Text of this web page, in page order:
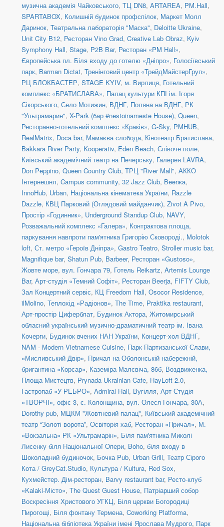
музична академія Чайковського, ТЦ DN8, ARTAREA, PM.Hall,
SPARTABOX, Колишній будинок профспілок, Маркет Молл
Даринок, Театральна лабораторія "Маска", Deloitte Ukraine,
Unit City B12, Ресторан Vino Grad, Creative Lab Obraz, Kyiv
Symphony Hall, Stage, P2B Bar, Ресторан «PM Hall»,
Європейська пл. Біля входу до готелю «Дніпро», Голосіївський
парк, Barman Dictat, Тренінговий центр «ТрейдМайстерГруп»,
РЦ БЛОКБАСТЕР, STAGE KYIV, м. Вирлиця, Готельний
комплекс «БРАТИСЛАВА», Палац культури КПІ ім. Ігоря
Сікорського, Село Мотижин, ВДНГ, Поляна на ВДНГ, РК
"Ультрамарин", X-Park (бар #nestoinameste House), Queen,
Ресторанно-готельний комплекс «Краків», G-Sky, PMHUB,
RealMatrix, Doca bar, Мамаєва слобода, Кінотеатр Братислава,
Bakkara River Party, Kooperativ, Eden Beach, Співоче поле,
Київський академічний театр на Печерську, Галерея LAVRA,
Don Peppino, Queen Country Club, ТРЦ "River Mall", АККО
Інтернешнл, Campus community, 32 Jazz Club, Beerжа,
InnoHub, Urban, Національна кінематека України, Razzle
Dazzle, КВЦ Парковий (Оглядовий майданчик), Zivot A Pivo,
Простір «Годинник», Underground Standup Club, NAVY,
Розважальний комплекс «Галера», Контрактова площа,
паркування навпроти пам'ятника Григорію Сковороді., Molotok
loft, Ст. метро «Героїв Дніпра», Gastro Teatro, Stroller music bar,
Magnifique bar, Shatun Pub, Barbeer, Ресторан «Gustoso»,
Жовте море, вул. Гончара 79, Готель Reikartz, Artemis Lounge
Bar, Арт-студія «Темний Софіт», Ресторан Beerja, FIFTY Club,
Зал Концертний сервіс, КЦ Freedom Hall, Osocor Residence,
ilMolino, Теплохід «Радіонов», The Time, Praktika restaurant,
Арт-простір Циферблат, Будинок Актора, Житомирський
обласний український музично-драматичний театр ім. Івана
Кочерги, Будинок вчених НАН України, Концерт-хол ВДНГ,
NAM - Modern Vietnamese Cuisine, Парк Партизанської Слави,
«Мисливський Двір», Причал на Оболонській набережній,
бригантина «Корсар», Каземіра Малєвіча, 86б, Воздвиженка,
Площа Мистецтв, Prynada Ukrainian Cafe, HayLoft 2.0,
Гастропаб «У РЕБРО», Admiral Hall, Вугілля, Арт-Студія
«ТВОРЧІ», офіс 3, с. Колонщина, вул. Олеся Гончара, 30А,
Dorothy pub, МЦКМ "Жовтневий палац", Київський академічний
театр “Золоті ворота”, Освіторія хаб, Ресторан «Причал», М.
«Вокзальна» РК «Ультрамарін», Біля пам'ятника Миколі
Лисенку біля Національної Опери, Boho, біля входу в
Шоколадний будиночок, Бочка Pub, Urban Grill, Театр Сірого
Кота / GreyCat.Studio, Культура / Kultura, Red Sox,
Кухмейстер. Дім-ресторан, Barvy restaurant bar, Ресто-клуб
«Kalaki-Місто», The Quest Guest House, Патріарший собор
Воскресіння Христового УГКЦ, Біля церкви Богородиці
Пирогощі, Біля фонтану Термена, Coworking Platforma,
Національна бібліотека України імені Ярослава Мудрого, Парк